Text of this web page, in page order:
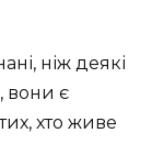
ніж деякі
вони є
хто живе